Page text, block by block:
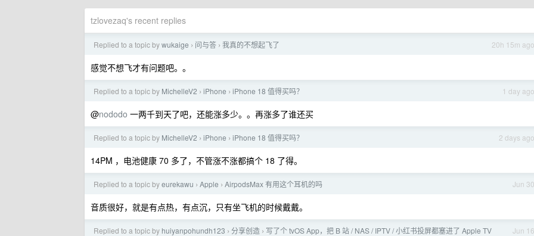
tzlovezaq's recent replies
20h 15m ago
Replied to a topic bywukaige › 问与答 › 我真的不想起飞了
感觉不想飞才有问题吧。。
1 day ago
Replied to a topic by MichelleV2 › iPhone › iPhone 18 值得买吗？
@nododo 一两千到天了吧，还能涨多少。。再涨多了谁还买
2 days ago
Replied to a topic by MichelleV2 › iPhone › iPhone 18 值得买吗？
14PM ，电池健康 70 多了，不管涨不涨都搞个 18 了得。
Jun 30
Replied to a topic byeurekawu › Apple › AirpodsMax 有用这个耳机的吗
音质很好，就是有点热，有点沉，只有坐飞机的时候戴戴。
Jun 16
Replied to a topic by huiyanpohundh123 › 分享创造 › 写了个 tvOS App，把 B 站 / NAS / IPTV / 小红书投屏都塞进了 Apple TV